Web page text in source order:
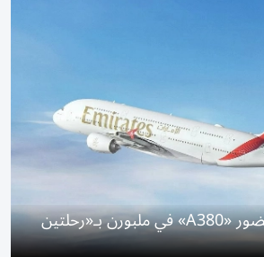
«الإمارات» تعزز حضور «A380» في ملبورن بـ«رحلتين